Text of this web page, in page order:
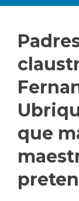
que